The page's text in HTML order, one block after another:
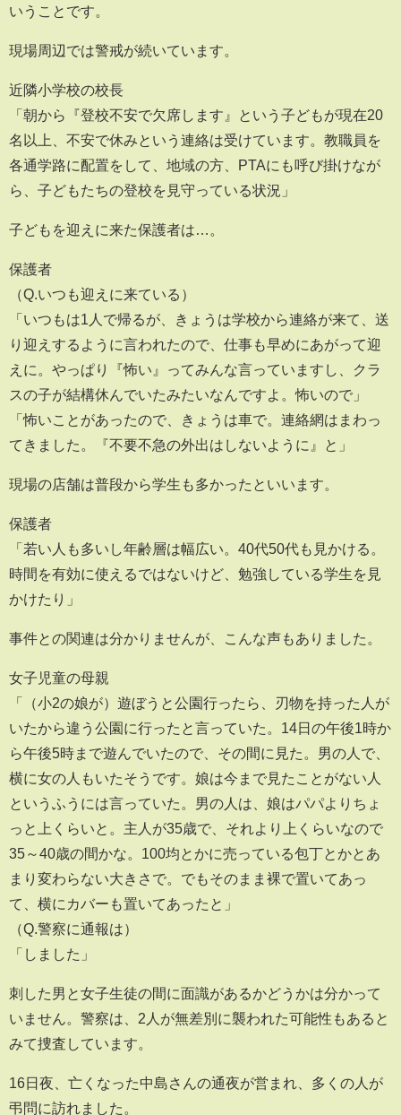
いうことです。
現場周辺では警戒が続いています。
近隣小学校の校長
「朝から『登校不安で欠席します』という子どもが現在20
名以上、不安で休みという連絡は受けています。教職員を
各通学路に配置をして、地域の方、PTAにも呼び掛けなが
ら、子どもたちの登校を見守っている状況」
子どもを迎えに来た保護者は…。
保護者
（Q.いつも迎えに来ている）
「いつもは1人で帰るが、きょうは学校から連絡が来て、送
り迎えするように言われたので、仕事も早めにあがって迎
えに。やっぱり『怖い』ってみんな言っていますし、クラ
スの子が結構休んでいたみたいなんですよ。怖いので」
「怖いことがあったので、きょうは車で。連絡網はまわっ
てきました。『不要不急の外出はしないように』と」
現場の店舗は普段から学生も多かったといいます。
保護者
「若い人も多いし年齢層は幅広い。40代50代も見かける。
時間を有効に使えるではないけど、勉強している学生を見
かけたり」
事件との関連は分かりませんが、こんな声もありました。
女子児童の母親
「（小2の娘が）遊ぼうと公園行ったら、刃物を持った人が
いたから違う公園に行ったと言っていた。14日の午後1時か
ら午後5時まで遊んでいたので、その間に見た。男の人で、
横に女の人もいたそうです。娘は今まで見たことがない人
というふうには言っていた。男の人は、娘はパパよりちょ
っと上くらいと。主人が35歳で、それより上くらいなので
35～40歳の間かな。100均とかに売っている包丁とかとあ
まり変わらない大きさで。でもそのまま裸で置いてあっ
て、横にカバーも置いてあったと」
（Q.警察に通報は）
「しました」
刺した男と女子生徒の間に面識があるかどうかは分かって
いません。警察は、2人が無差別に襲われた可能性もあると
みて捜査しています。
16日夜、亡くなった中島さんの通夜が営まれ、多くの人が
弔問に訪れました。